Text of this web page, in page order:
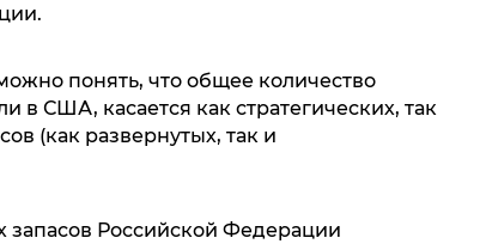
понять, что общее количество
в США, касается как стратегических, так
(как развернутых, так и
запасов Российской Федерации